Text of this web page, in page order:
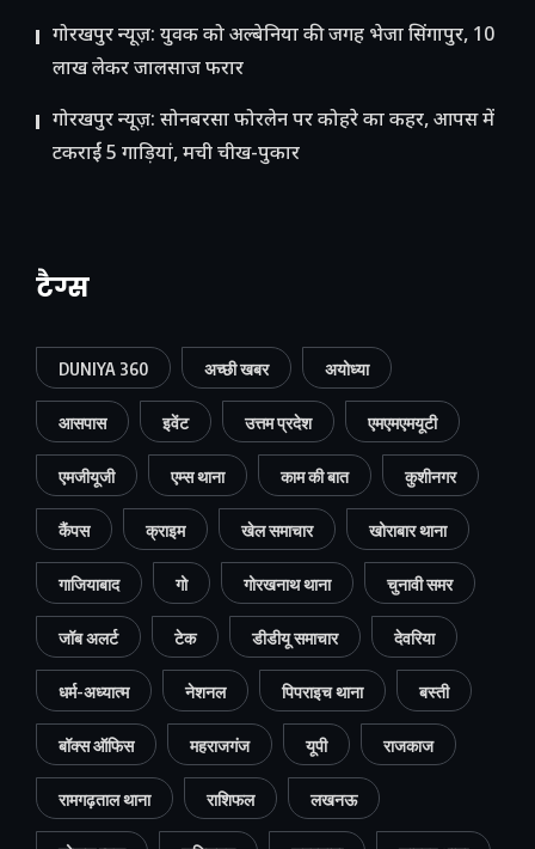
गोरखपुर न्यूज़: युवक को अल्बेनिया की जगह भेजा सिंगापुर, 10
लाख लेकर जालसाज फरार
गोरखपुर न्यूज़: सोनबरसा फोरलेन पर कोहरे का कहर, आपस में
टकराईं 5 गाड़ियां, मची चीख-पुकार
टैग्स
DUNIYA 360 अच्छी खबर अयोध्या
आसपास इवेंट उत्तम प्रदेश एमएमएमयूटी
एमजीयूजी एम्स थाना काम की बात कुशीनगर
कैंपस क्राइम खेल समाचार खोराबार थाना
गाजियाबाद गो गोरखनाथ थाना चुनावी समर
जॉब अलर्ट टेक डीडीयू समाचार देवरिया
धर्म-अध्यात्म नेशनल पिपराइच थाना बस्ती
बॉक्स ऑफिस महराजगंज यूपी राजकाज
रामगढ़ताल थाना राशिफल लखनऊ